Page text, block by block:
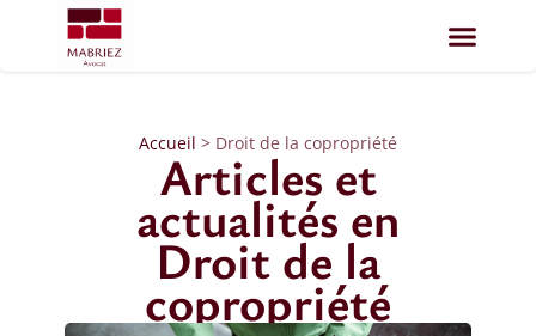
Accueil > Droit de la copropriété
Articles et
actualités en
Droit de la
copropriété